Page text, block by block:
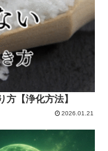
方【浄化方法】
2026.01.21